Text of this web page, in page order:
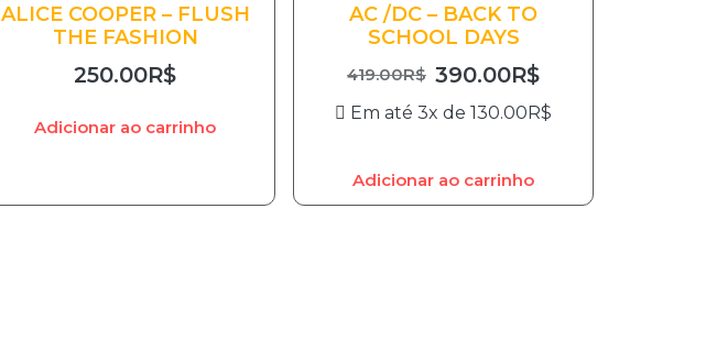
ALICE COOPER – FLUSH
THE FASHION
250.00R$
Adicionar ao carrinho
AC /DC – BACK TO
SCHOOL DAYS
419.00R$ 390.00R$
Em até 3x de 130.00R$
Adicionar ao carrinho